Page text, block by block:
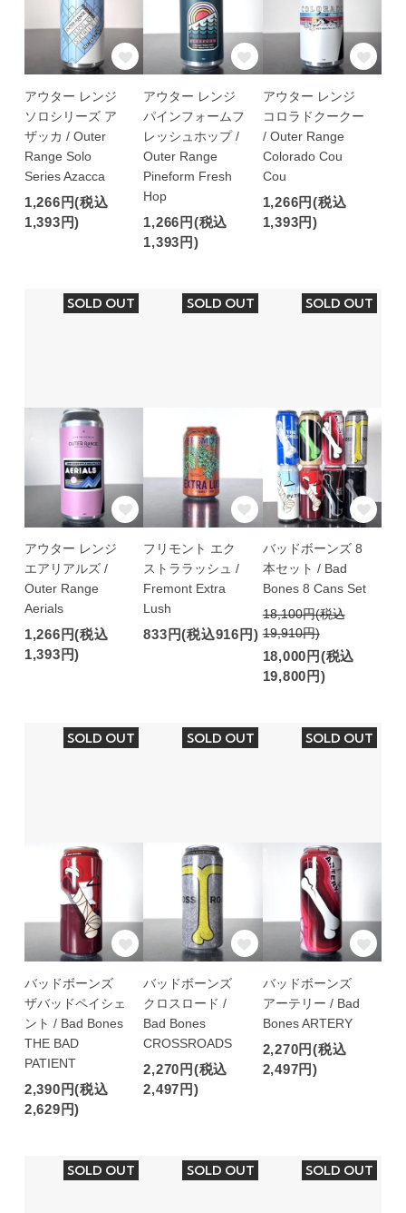
アウター レンジ
ソロシリーズ ア
ザッカ / Outer
Range Solo
Series Azacca
1,266円(税込
1,393円)
アウター レンジ
パインフォームフ
レッシュホップ /
Outer Range
Pineform Fresh
Hop
1,266円(税込
1,393円)
アウター レンジ
コロラドクークー
/ Outer Range
Colorado Cou
Cou
1,266円(税込
1,393円)
SOLD OUT
アウター レンジ
エアリアルズ /
Outer Range
Aerials
1,266円(税込
1,393円)
SOLD OUT
フリモント エク
ストララッシュ /
Fremont Extra
Lush
833円(税込916円)
SOLD OUT
バッドボーンズ 8
本セット / Bad
Bones 8 Cans Set
18,100円(税込
19,910円)
18,000円(税込
19,800円)
SOLD OUT
バッドボーンズ
ザバッドペイシェ
ント / Bad Bones
THE BAD
PATIENT
2,390円(税込
2,629円)
SOLD OUT
バッドボーンズ
クロスロード /
Bad Bones
CROSSROADS
2,270円(税込
2,497円)
SOLD OUT
バッドボーンズ
アーテリー / Bad
Bones ARTERY
2,270円(税込
2,497円)
SOLD OUT SOLD OUT SOLD OUT